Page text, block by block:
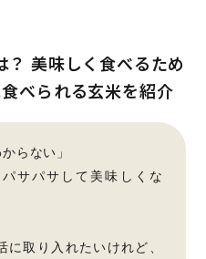
？ 美味しく食べるため
べられる玄米を紹介
らない」
サパサして美味しくな
取り入れたいけれど、